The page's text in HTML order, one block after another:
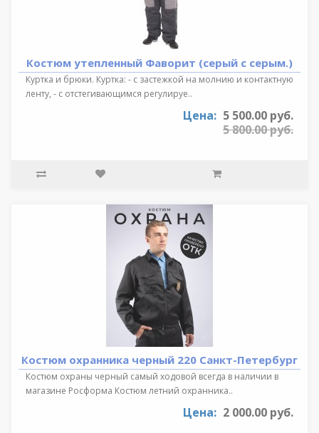
Костюм утепленный Фаворит (серый с серым.)
Куртка и брюки. Куртка: - с застежкой на молнию и контактную
ленту, - с отстегивающимся регулируе..
Цена: 5 500.00 руб.
5 800.00 руб.
Костюм охранника черный 220 Санкт-Петербург
Костюм охраны черный самый ходовой всегда в наличии в
магазине Росформа Костюм летний охранника..
Цена: 2 000.00 руб.